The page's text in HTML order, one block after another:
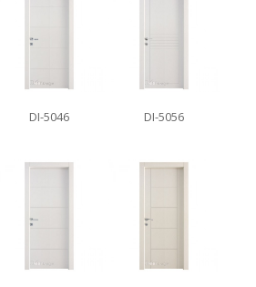
DI-5046 DI-5056